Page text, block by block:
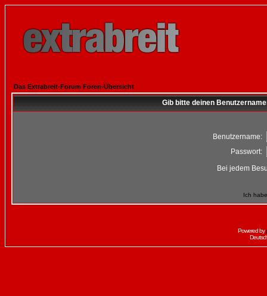
Das Extrabreit-Forum Foren-Übersicht
Gib bitte deinen
Benutzername:
Passwort:
Bei jedem
Ich
Powered by